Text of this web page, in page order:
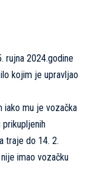
rujna 2024.godine
kojim je upravljao
iako mu je vozačka
traje do 14. 2.
imao vozačku